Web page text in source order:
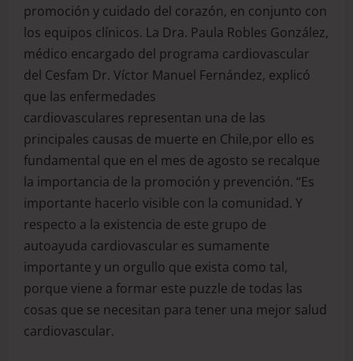
promoción y cuidado del corazón, en conjunto con
los equipos clínicos. La Dra. Paula Robles González,
médico encargado del programa cardiovascular
del Cesfam Dr. Víctor Manuel Fernández, explicó
que las enfermedades
cardiovasculares representan una de las
principales causas de muerte en Chile,por ello es
fundamental que en el mes de agosto se recalque
la importancia de la promoción y prevención. “Es
importante hacerlo visible con la comunidad. Y
respecto a la existencia de este grupo de
autoayuda cardiovascular es sumamente
importante y un orgullo que exista como tal,
porque viene a formar este puzzle de todas las
cosas que se necesitan para tener una mejor salud
cardiovascular.